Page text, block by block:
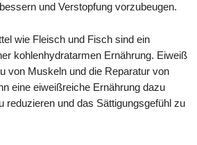
und Verstopfung vorzubeugen.
wie Fleisch und Fisch sind ein
kohlenhydratarmen Ernährung. Eiweiß
von Muskeln und die Reparatur von
eine eiweißreiche Ernährung dazu
reduzieren und das Sättigungsgefühl zu